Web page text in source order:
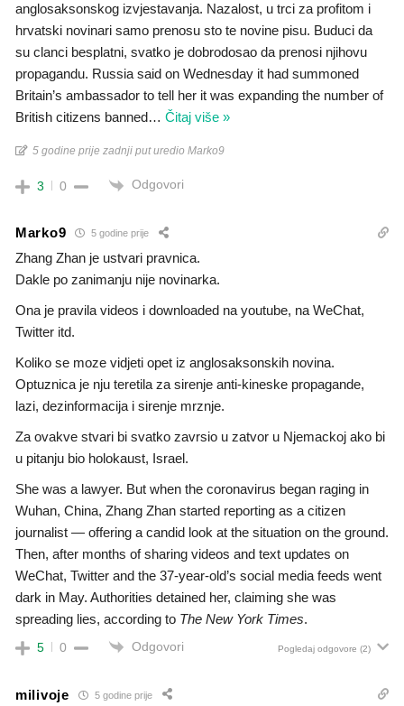
anglosaksonskog izvjestavanja. Nazalost, u trci za profitom i
hrvatski novinari samo prenosu sto te novine pisu. Buduci da
su clanci besplatni, svatko je dobrodosao da prenosi njihovu
propagandu. Russia said on Wednesday it had summoned
Britain’s ambassador to tell her it was expanding the number of
British citizens banned … Čitaj više »
5 godine prije zadnji put uredio Marko9
3 0 Odgovori
Marko9 5 godine prije
Zhang Zhan je ustvari pravnica.
Dakle po zanimanju nije novinarka.
Ona je pravila videos i downloaded na youtube, na WeChat,
Twitter itd.
Koliko se moze vidjeti opet iz anglosaksonskih novina.
Optuznica je nju teretila za sirenje anti-kineske propagande,
lazi, dezinformacija i sirenje mrznje.
Za ovakve stvari bi svatko zavrsio u zatvor u Njemackoj ako bi
u pitanju bio holokaust, Israel.
She was a lawyer. But when the coronavirus began raging in
Wuhan, China, Zhang Zhan started reporting as a citizen
journalist — offering a candid look at the situation on the ground.
Then, after months of sharing videos and text updates on
WeChat, Twitter and the 37-year-old’s social media feeds went
dark in May. Authorities detained her, claiming she was
spreading lies, according to The New York Times.
5 0 Odgovori Pogledaj odgovore (2)
milivoje 5 godine prije